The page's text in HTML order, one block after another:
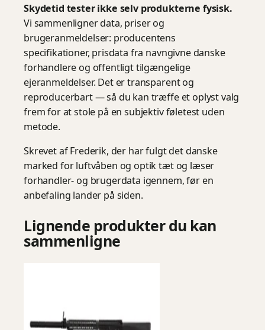
Skydetid tester ikke selv produkterne fysisk.
Vi sammenligner data, priser og
brugeranmeldelser: producentens
specifikationer, prisdata fra navngivne danske
forhandlere og offentligt tilgængelige
ejeranmeldelser. Det er transparent og
reproducerbart — så du kan træffe et oplyst valg
frem for at stole på en subjektiv føletest uden
metode.
Skrevet af Frederik, der har fulgt det danske
marked for luftvåben og optik tæt og læser
forhandler- og brugerdata igennem, før en
anbefaling lander på siden.
Lignende produkter du kan
sammenligne